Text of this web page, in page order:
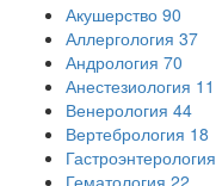
Акушерство 90
Аллергология 37
Андрология 70
Анестезиология 11
Венерология 44
Вертебрология 18
Гастроэнтерология
Гематология 22